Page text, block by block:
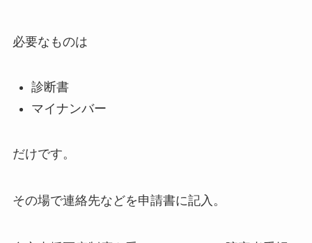
必要なものは
診断書
マイナンバー
だけです。
その場で連絡先などを申請書に記入。